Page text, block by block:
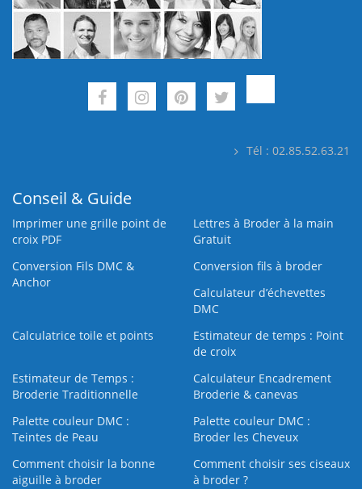
Tél : 02.85.52.63.21
Conseil & Guide
Imprimer une grille point de
croix PDF
Lettres à Broder à la main
Gratuit
Conversion Fils DMC &
Anchor
Conversion fils à broder
Calculateur d’échevettes
DMC
Calculatrice toile et points
Estimateur de temps : Point
de croix
Estimateur de Temps :
Broderie Traditionnelle
Calculateur Encadrement
Broderie & canevas
Palette couleur DMC :
Teintes de Peau
Palette couleur DMC :
Broder les Cheveux
Comment choisir la bonne
aiguille à broder
Comment choisir ses ciseaux
à broder ?